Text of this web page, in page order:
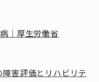
｜厚生労働省
害評価とリハビリテ